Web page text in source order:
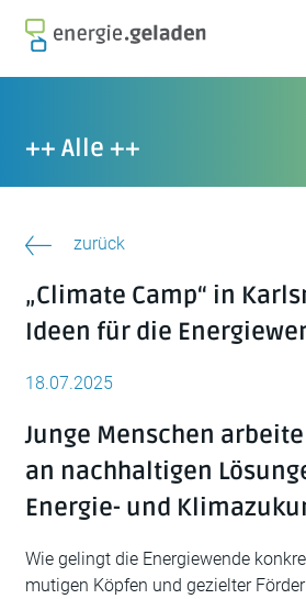
content++ Alle ++
zurück
„Climate Camp“ in
Ideen für die
18.07.2025
Junge Menschen
an nachhaltigen
Energie- und
Wie gelingt die Energiewende
mutigen Köpfen und gezielter